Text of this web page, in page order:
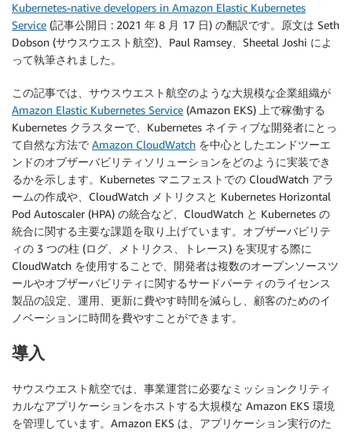
Kubernetes-native developers in Amazon Elastic Kubernetes
Service (記事公開日 : 2021 年 8 月 17 日) の翻訳です。原文は Seth
Dobson (サウスウエスト航空)、Paul Ramsey、Sheetal Joshi によ
って執筆されました。
この記事では、サウスウエスト航空のような大規模な企業組織が
Amazon Elastic Kubernetes Service (Amazon EKS) 上で稼働する
Kubernetes クラスターで、Kubernetes ネイティブな開発者にとっ
て自然な方法で Amazon CloudWatch を中心としたエンドツーエ
ンドのオブザーバビリティソリューションをどのように実装でき
るかを示します。Kubernetes マニフェストでの CloudWatch アラ
ームの作成や、CloudWatch メトリクスと Kubernetes Horizontal
Pod Autoscaler (HPA) の統合など、CloudWatch と Kubernetes の
統合に関する主要な課題を取り上げています。オブザーバビリテ
ィの 3 つの柱 (ログ、メトリクス、トレース) を実現する際に
CloudWatch を使用することで、開発者は複数のオープンソースツ
ールやオブザーバビリティに関するサードパーティのライセンス
製品の設定、運用、更新に費やす時間を減らし、顧客のためのイ
ノベーションに時間を費やすことができます。
導入
サウスウエスト航空では、事業運営に必要なミッションクリティ
カルなアプリケーションをホストする大規模な Amazon EKS 環境
を管理しています。Amazon EKS は、アプリケーション実行のた